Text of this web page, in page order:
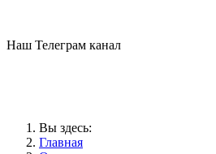
Наш Телеграм канал
Вы здесь:
Главная